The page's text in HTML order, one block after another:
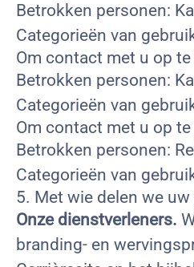
Betrokken personen:
Categorieën van
Om contact met u op
Betrokken personen:
Categorieën van
Om contact met u op
Betrokken personen:
Categorieën van
5. Met wie delen we
Onze dienstverleners.
branding- en